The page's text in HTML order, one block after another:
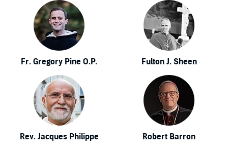
Fr. Gregory Pine O.P. Fulton J. Sheen
Rev. Jacques Philippe Robert Barron